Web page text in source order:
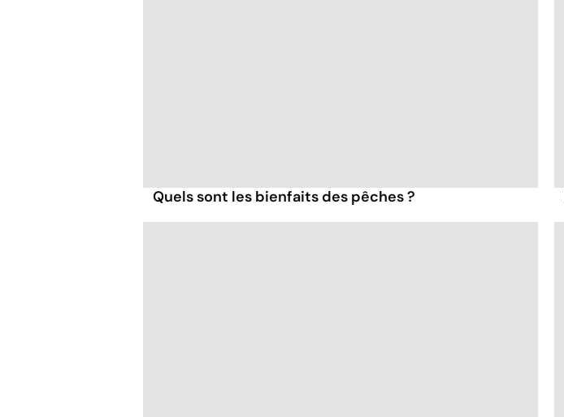
Quels sont les bienfaits des pêches ?